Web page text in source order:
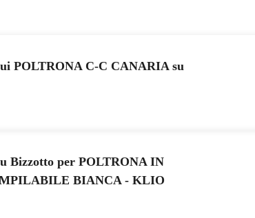
POLTRONA C-C CANARIA su
Bizzotto per POLTRONA IN
BIANCA - KLIO